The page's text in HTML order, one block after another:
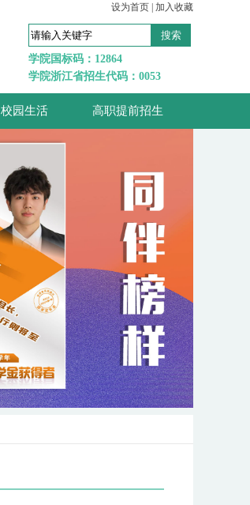
设为首页 加入收藏
学院国标码：12864
学院浙江省招生代码：0053
校园生活 高职提前招生